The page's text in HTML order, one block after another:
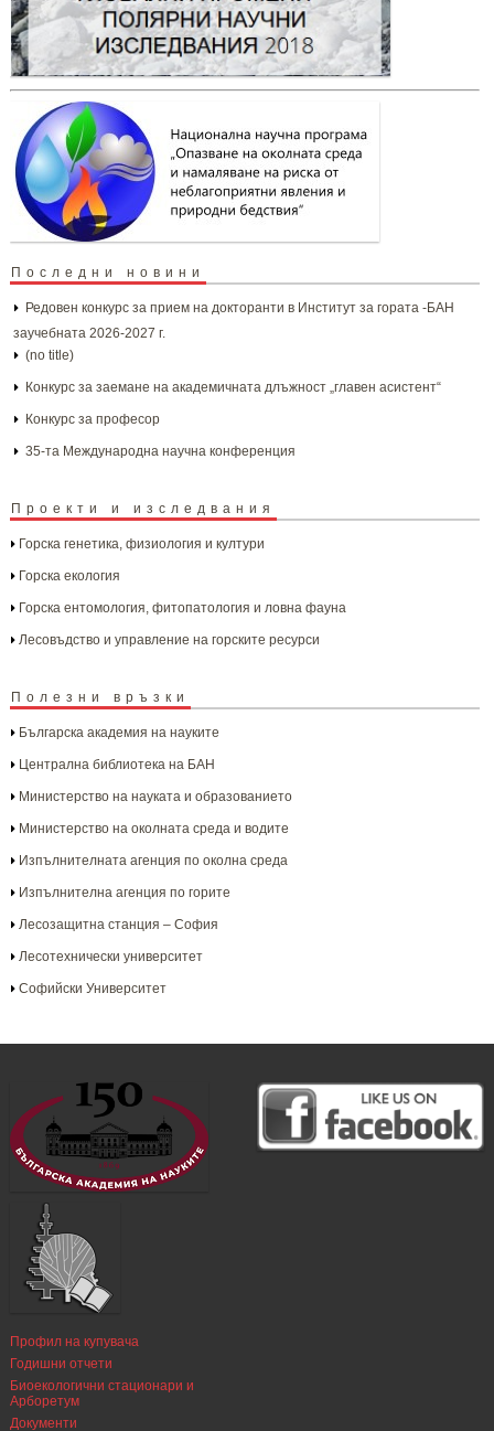
Последни новини
Редовен конкурс за прием на докторанти в Институт за гората -БАН
заучебната 2026-2027 г.
(no title)
Конкурс за заемане на академичната длъжност „главен асистент“
Конкурс за професор
35-та Международна научна конференция
Проекти и изследвания
Горска генетика, физиология и култури
Горска екология
Горска ентомология, фитопатология и ловна фауна
Лесовъдство и управление на горските ресурси
Полезни връзки
Българска aкадемия на науките
Централна библиотека на БАН
Министерство на науката и образованието
Министерство на околната среда и водите
Изпълнителната агенция по околна среда
Изпълнителна агенция по горите
Лесозащитна станция – София
Лесотехнически университет
Софийски Университет
Профил на купувача
Годишни отчети
Биоекологични стационари и
Арборетум
Документи